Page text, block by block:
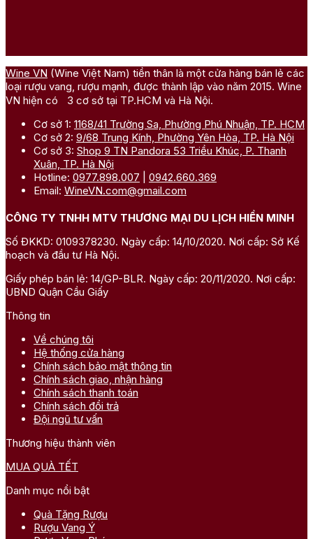
Wine VN (Wine Việt Nam) tiền thân là một cửa hàng bán lẻ các
loại rượu vang, rượu mạnh, được thành lập vào năm 2015. Wine
VN hiện có 3 cơ sở tại TP.HCM và Hà Nội.
Cơ sở 1: 1168/41 Trường Sa, Phường Phú Nhuận, TP. HCM
Cơ sở 2: 9/68 Trung Kính, Phường Yên Hòa, TP. Hà Nội
Cơ sở 3: Shop 9 TN Pandora 53 Triều Khúc, P. Thanh
Xuân, TP. Hà Nội
Hotline: 0977.898.007
0942.660.369
Email: WineVN.com@gmail.com
CÔNG TY TNHH MTV THƯƠNG MẠI DU LỊCH HIỀN MINH
Số ĐKKD: 0109378230. Ngày cấp: 14/10/2020. Nơi cấp: Sở Kế
hoạch và đầu tư Hà Nội.
Giấy phép bán lẻ: 14/GP-BLR. Ngày cấp: 20/11/2020. Nơi cấp:
UBND Quận Cầu Giấy
Thông tin
Về chúng tôi
Hệ thống cửa hàng
Chính sách bảo mật thông tin
Chính sách giao, nhận hàng
Chính sách thanh toán
Chính sách đổi trả
Đội ngũ tư vấn
Thương hiệu thành viên
MUA QUÀ TẾT
Danh mục nổi bật
Quà Tặng Rượu
Rượu Vang Ý